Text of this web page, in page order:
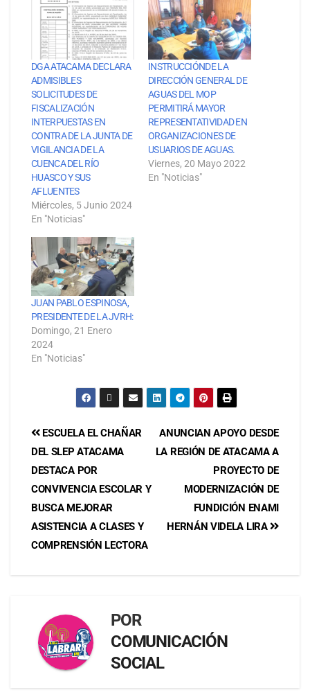
DGA ATACAMA DECLARA
ADMISIBLES
SOLICITUDES DE
FISCALIZACIÓN
INTERPUESTAS EN
CONTRA DE LA JUNTA DE
VIGILANCIA DE LA
CUENCA DEL RÍO
HUASCO Y SUS
AFLUENTES
Miércoles, 5 Junio 2024
En "Noticias"
INSTRUCCIÓNDE LA
DIRECCIÓN GENERAL DE
AGUAS DEL MOP
PERMITIRÁ MAYOR
REPRESENTATIVIDAD EN
ORGANIZACIONES DE
USUARIOS DE AGUAS.
Viernes, 20 Mayo 2022
En "Noticias"
JUAN PABLO ESPINOSA,
PRESIDENTE DE LA JVRH:
Domingo, 21 Enero
2024
En "Noticias"
ANUNCIAN APOYO DESDE
LA REGIÓN DE ATACAMA A
PROYECTO DE
MODERNIZACIÓN DE
FUNDICIÓN ENAMI
HERNÁN VIDELA LIRA
ESCUELA EL CHAÑAR
DEL SLEP ATACAMA
DESTACA POR
CONVIVENCIA ESCOLAR Y
BUSCA MEJORAR
ASISTENCIA A CLASES Y
COMPRENSIÓN LECTORA
POR
COMUNICACIÓN
SOCIAL